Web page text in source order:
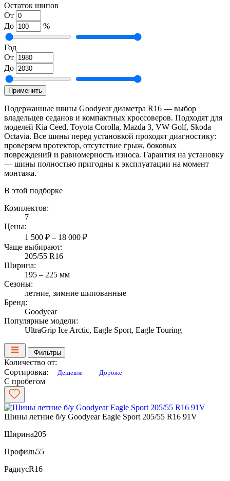
Остаток шипов
От
До
%
Год
От
До
Применить
Подержанные шины Goodyear диаметра R16 — выбор
владельцев седанов и компактных кроссоверов. Подходят для
моделей Kia Ceed, Toyota Corolla, Mazda 3, VW Golf, Skoda
Octavia. Все шины перед установкой проходят диагностику:
проверяем протектор, отсутствие грыж, боковых
повреждений и равномерность износа. Гарантия на установку
— шины полностью пригодны к эксплуатации на момент
монтажа.
В этой подборке
Комплектов:
7
Цены:
1 500 ₽ – 18 000 ₽
Чаще выбирают:
205/55 R16
Ширина:
195 – 225 мм
Сезоны:
летние, зимние шипованные
Бренд:
Goodyear
Популярные модели:
UltraGrip Ice Arctic, Eagle Sport, Eagle Touring
Фильтры
Количество от:
Сортировка:
Дешевле Дороже
С пробегом
Шины летние б/у Goodyear Eagle Sport 205/55 R16 91V
Ширина205
Профиль55
РадиусR16